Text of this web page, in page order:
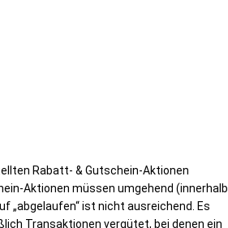
Rabatt- & Gutschein-Aktionen
Aktionen müssen umgehend (innerhalb
„abgelaufen“ ist nicht ausreichend. Es
Transaktionen vergütet, bei denen ein